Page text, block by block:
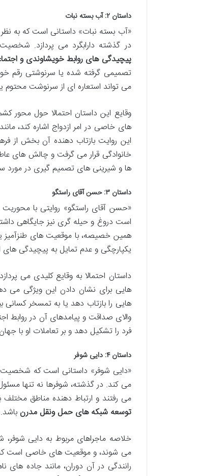
داستان ۲: آب بسته نبات
«آب بسته نبات» داستانی است که به
در گذشته دارابگرد می پردازد.
پیچیدگی های روابط خویشاوندی و
تصمیمی گرفته شده یا سرنوشتی رقم
می تواند استعاره ای از سرنوشت محتوم
وقایع این داستان احتمالا حول
های خاصی در امر ازدواج اشاره کند،
این روایت بازتاب دهنده آن بخش از
خانوادگی قرار می گرفت و چالش های
ها و شیرینی های تصمیم گیری در مورد
داستان ۳: حسن آقای راستگو
«حسن آقای راستگو» روایتی با
است دروغ و حیله گری نیز جایگاهی
همین خصیصه، با موقعیت های طنزآمیز
یکپارچگی و عدم تمایل به پیچیدگی
داستان احتمالا به وقایع کلیدی می
هایی برای نشان دادن این ویژگی
هایی را بازتاب دهد یا به تمسخر
والای صداقت و پیامدهای آن در
فرد را تشکیل دهد و بر تعاملات او با
داستان ۴: دایی شوفر
«دایی شوفر» داستانی است که شخصیت
می کند. در گذشته، شوفرها نه تنها
می رفتند و ارتباط دهنده مناطق مختلف
توسعه شبکه های حمل ونقل مدرن باشد.
خلاصه ماجراهای مربوط به دایی
می شوند، و موقعیت های خاصی است که
رانندگی در آن دوران، مانند جاده های